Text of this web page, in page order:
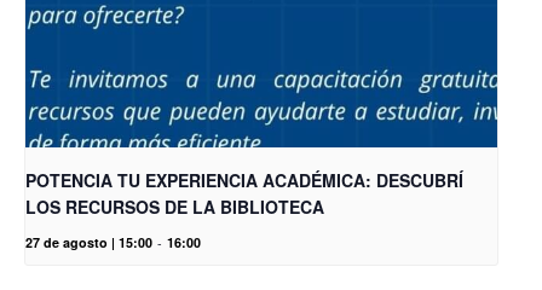
POTENCIA TU EXPERIENCIA ACADÉMICA: DESCUBRÍ
LOS RECURSOS DE LA BIBLIOTECA
27 de agosto | 15:00 - 16:00